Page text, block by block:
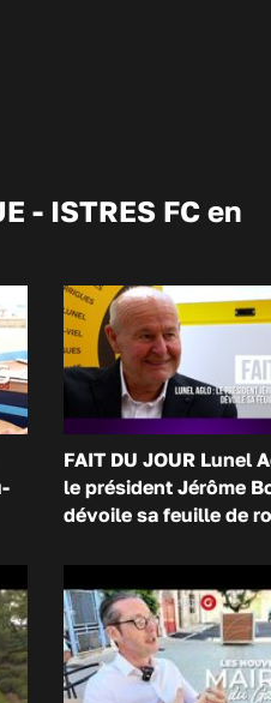
- ISTRES FC en
FAIT DU JOUR Lunel
le président Jérôme
dévoile sa feuille de